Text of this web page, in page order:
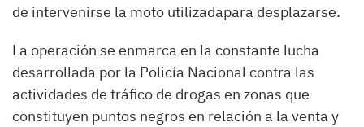
de intervenirse la moto utilizadapara desplazarse.
La operación se enmarca en la constante lucha
desarrollada por la Policía Nacional contra las
actividades de tráfico de drogas en zonas que
constituyen puntos negros en relación a la venta y